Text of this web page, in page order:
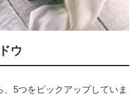
ウ
5つをピックアップしていま